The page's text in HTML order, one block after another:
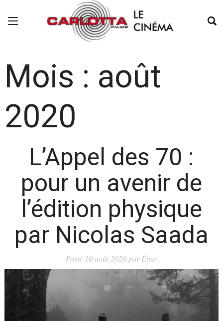
Mois : août
2020
L’Appel des 70 :
pour un avenir de
l’édition physique
par Nicolas Saada
Posté 10 août 2020 par Élise